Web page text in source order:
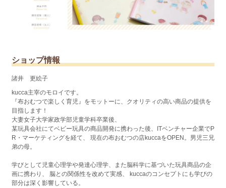
ショップ情報
諸井 更絵子
kucca主宰のモロイです。
『布おむつで楽しく育児』をモットーに、クオリティの高い商品の提供を
目指します！
大妻女子大学家政学部児童学科卒業後、
某玩具会社にてベビー玩具の商品開発に携わった後、ITベンチャー企業でP
R・マーケティングを経て、 現在の布おむつの店kuccaをOPEN。男児三兄
弟の母。
学びとして児童心理学や発達心理学、また脳科学に基づいた玩具商品の企
画に携わり、 脳との関係性を改めて実感、 kuccaのコンセプトにも学びの
部分は深く影響している。